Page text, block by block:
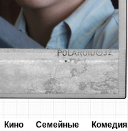
Кино Семейные Комедия